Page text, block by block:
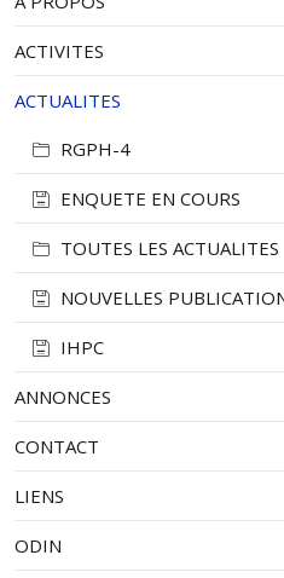
ACTIVITES
ACTUALITES
RGPH-4
ENQUETE EN COURS
TOUTES LES ACTUALITES
NOUVELLES
IHPC
ANNONCES
CONTACT
LIENS
ODIN